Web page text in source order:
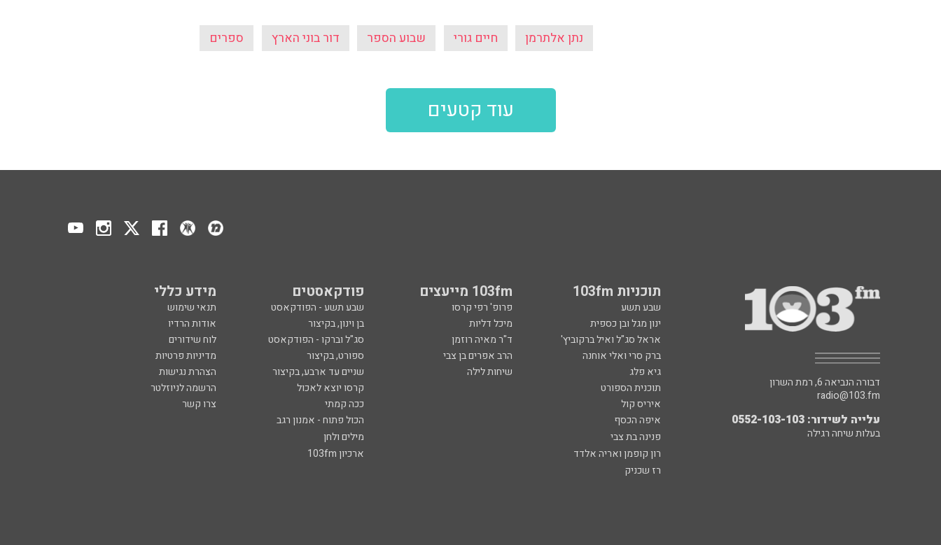
נתן אלתרמן חיים גורי שבוע הספר דור בוני הארץ ספרים
עוד קטעים
תוכניות 103fm 103fm מייעצים פודקאסטים מידע כללי
שבע תשע פרופ' רפי קרסו שבע תשע - הפודקאסט
תנאי שימוש
ינון מגל ובן כספית
מיכל דליות בן וינון, בקיצור
אודות הרדיו
אראל סג"ל ואיל ברקוביץ'
ד"ר מאיה רוזמן סג"ל וברקו - הפודקאסט
לוח שידורים
ברק סרי ואלי אוחנה
הרב אפרים בן צבי ספורט, בקיצור
מדיניות פרטיות
גיא פלג
שיחות לילה שניים עד ארבע, בקיצור
הצהרת נגישות
תוכנית הספורט
קרסו יוצא לאכול
הרשמה לניוזלטר
איריס קול
ככה קמתי
צרו קשר
איפה הכסף
הכול פתוח - אמנון רגב
פנינה בת צבי
מילים ולחן
רון קופמן ואריה אלדד
ארכיון 103fm
רז שכניק
דבורה הנביאה 6, רמת השרון
radio@103.fm
עלייה לשידור: 0552-103-103
בעלות שיחה רגילה